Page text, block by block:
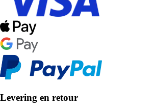
Levering en retour